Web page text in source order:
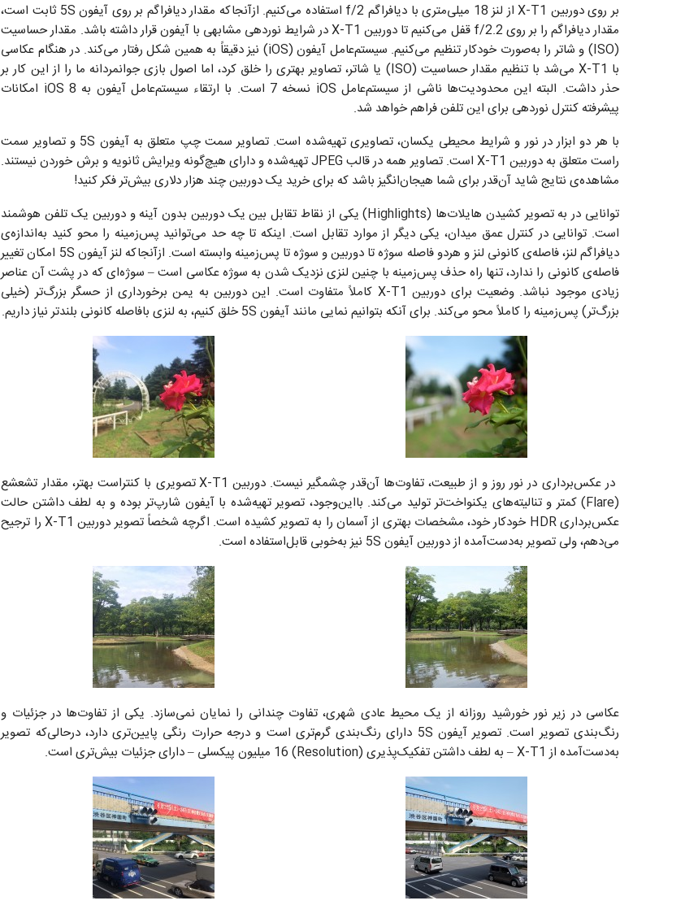
بر روی دوربین X-T1 از لنز 18 میلی‌متری با دیافراگم f/2 استفاده می‌کنیم. ازآنجاکه مقدار دیافراگم بر روی آیفون 5S ثابت است،
مقدار دیافراگم را بر روی f/2.2 قفل می‌کنیم تا دوربین X-T1 در شرایط نوردهی مشابهی با آیفون قرار داشته باشد. مقدار حساسیت
(ISO) و شاتر را به‌صورت خودکار تنظیم می‌کنیم. سیستم‌عامل آیفون (iOS) نیز دقیقاً به همین شکل رفتار می‌کند. در هنگام عکاسی
با X-T1 می‌شد با تنظیم مقدار حساسیت (ISO) یا شاتر، تصاویر بهتری را خلق کرد، اما اصول بازی جوانمردانه ما را از این کار بر
حذر داشت. البته این محدودیت‌ها ناشی از سیستم‌عامل iOS نسخه 7 است. با ارتقاء سیستم‌عامل آیفون به iOS 8 امکانات
پیشرفته کنترل نوردهی برای این تلفن فراهم خواهد شد.
با هر دو ابزار در نور و شرایط محیطی یکسان، تصاویری تهیه‌شده است. تصاویر سمت چپ متعلق به آیفون 5S و تصاویر سمت
راست متعلق به دوربین X-T1 است. تصاویر همه در قالب JPEG تهیه‌شده و دارای هیچ‌گونه ویرایش ثانویه و برش خوردن نیستند.
مشاهده‌ی نتایج شاید آن‌قدر برای شما هیجان‌انگیز باشد که برای خرید یک دوربین چند هزار دلاری بیش‌تر فکر کنید!
توانایی در به تصویر کشیدن هایلات‌ها (Highlights) یکی از نقاط تقابل بین یک دوربین بدون آینه و دوربین یک تلفن هوشمند
است. توانایی در کنترل عمق میدان، یکی دیگر از موارد تقابل است. اینکه تا چه حد می‌توانید پس‌زمینه را محو کنید به‌اندازه‌ی
دیافراگم لنز، فاصله‌ی کانونی لنز و هردو فاصله سوژه تا دوربین و سوژه تا پس‌زمینه وابسته است. ازآنجاکه لنز آیفون 5S امکان تغییر
فاصله‌ی کانونی را ندارد، تنها راه حذف پس‌زمینه با چنین لنزی نزدیک شدن به سوژه عکاسی است – سوژه‌ای که در پشت آن عناصر
زیادی موجود نباشد. وضعیت برای دوربین X-T1 کاملاً متفاوت است. این دوربین به یمن برخورداری از حسگر بزرگ‌تر (خیلی
بزرگ‌تر) پس‌زمینه را کاملاً محو می‌کند. برای آنکه بتوانیم نمایی مانند آیفون 5S خلق کنیم، به لنزی بافاصله کانونی بلند‌تر نیاز داریم.
در عکس‌برداری در نور روز و از طبیعت، تفاوت‌ها آن‌قدر چشمگیر نیست. دوربین X-T1 تصویری با کنتراست بهتر، مقدار تشعشع
(Flare) کمتر و تنالیته‌های یکنواخت‌تر تولید می‌کند. بااین‌وجود، تصویر تهیه‌شده با آیفون شارپ‌تر بوده و به لطف داشتن حالت
عکس‌برداری HDR خودکار خود، مشخصات بهتری از آسمان را به تصویر کشیده است. اگرچه شخصاً تصویر دوربین X-T1 را ترجیح
می‌دهم، ولی تصویر به‌دست‌آمده از دوربین آیفون 5S نیز به‌خوبی قابل‌استفاده است.
عکاسی در زیر نور خورشید روزانه از یک محیط عادی شهری، تفاوت چندانی را نمایان نمی‌سازد. یکی از تفاوت‌ها در جزئیات و
رنگ‌بندی تصویر است. تصویر آیفون 5S دارای رنگ‌بندی گرم‌تری است و درجه حرارت رنگی پایین‌تری دارد، درحالی‌که تصویر
به‌دست‌آمده از X-T1 – به لطف داشتن تفکیک‌پذیری (Resolution) 16 میلیون پیکسلی – دارای جزئیات بیش‌تری است.